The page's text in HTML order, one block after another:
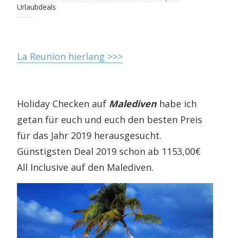
Urlaubdeals
La Reunion hierlang >>>
Holiday Checken auf Maledivenhabe ich
getan für euch und euch den besten Preis
für das Jahr 2019 herausgesucht.
Günstigsten Deal 2019 schon ab 1153,00€
All Inclusive auf den Malediven.